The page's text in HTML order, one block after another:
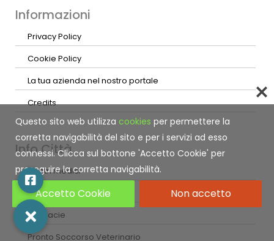
Informazioni
Privacy Policy
Cookie Policy
La tua azienda nel nostro portale
Credits
Info Città
Centri medici
Guardia Medica
Farmacie
Pronto Soccorso Veterinario
Questo sito web utilizza cookies per permettere la
corretta navigabilità del sito e per i servizi ad esso
connessi. Clicca sul bottone 'Accetto Cookie' per
proseguire la corretta navigabilità.
Accetto Cookie Non accetto